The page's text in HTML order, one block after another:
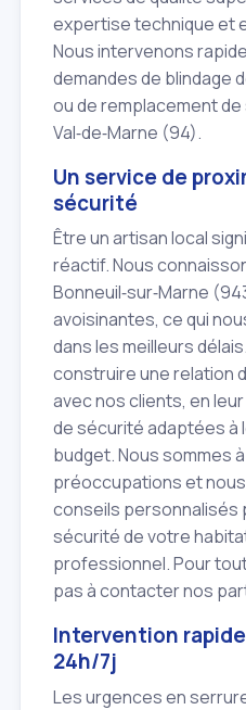
expertise technique et
Nous intervenons
demandes de blindage
ou de remplacement
Val‑de‑Marne (94).
Un service de
sécurité
Être un artisan local
réactif. Nous
Bonneuil‑sur‑Marne
avoisinantes, ce qui
dans les meilleurs
construire une relation
avec nos clients, en
de sécurité adaptées à
budget. Nous sommes
préoccupations et
conseils personnalisés
sécurité de votre
professionnel. Pour
pas à contacter nos
Intervention
24h/7j
Les urgences en